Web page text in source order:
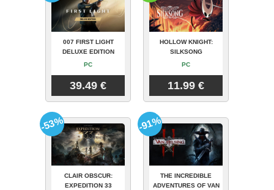
007 FIRST LIGHT
DELUXE EDITION
PC
39.49 €
HOLLOW KNIGHT:
SILKSONG
PC
11.99 €
CLAIR OBSCUR:
EXPEDITION 33
-53%
THE INCREDIBLE
ADVENTURES OF VAN
-91%